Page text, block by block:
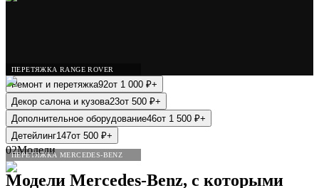
ПЕРЕТЯЖКА RANGE ROVER
ПЕРЕТЯЖКА MERCEDES-BENZ
Ремонт и перетяжка92от 1 000 ₽+
Декор салона и кузова23от 500 ₽+
Дополнительное оборудование46от 1 500 ₽+
Детейлинг147от 500 ₽+
02Модели
Модели Mercedes-Benz, с которыми